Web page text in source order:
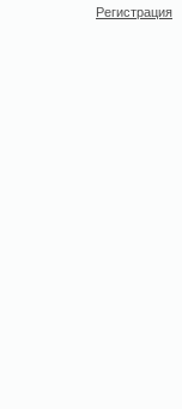
Регистрация